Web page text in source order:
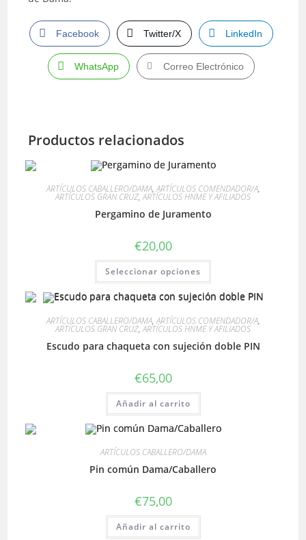
Facebook Twitter/X LinkedIn
WhatsApp Correo Electrónico
Productos relacionados
ARTÍCULOS CABALLERO/DAMA,ARTÍCULOS COMENDADOR/A,
ARTÍCULOS GRAN CRUZ,ARTÍCULOS HNME Y AFILIADOS
Pergamino de Juramento
€20,00
Seleccionar opciones
Este
tiene
múltiples
variantes.
opciones
se
pueden
elegir
ARTÍCULOS CABALLERO/DAMA,ARTÍCULOS COMENDADOR/A,
ARTÍCULOS GRAN CRUZ,ARTÍCULOS HNME Y AFILIADOS
Escudo para chaqueta con sujeción doble PIN
€65,00
Añadir al carrito
ARTÍCULOS CABALLERO/DAMA
Pin común Dama/Caballero
€75,00
Añadir al carrito